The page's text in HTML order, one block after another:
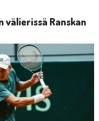
välierissä Ranskan